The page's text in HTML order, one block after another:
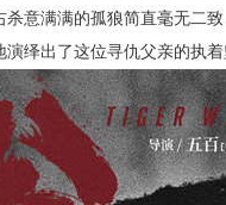
杀意满满的孤狼简直毫无二
演绎出了这位寻仇父亲的执